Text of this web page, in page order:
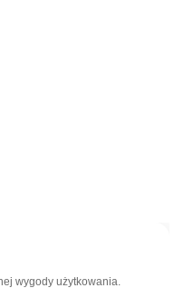
wygody użytkowania.